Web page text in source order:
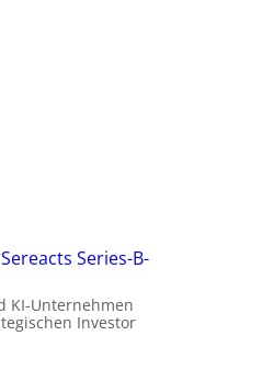
Series-B-
KI-Unternehmen
Investor